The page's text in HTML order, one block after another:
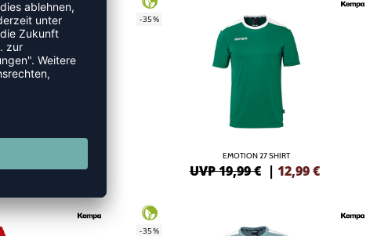
|25,99€
-35%
EMOTION 27 SHIRT
UVP 19,99 € | 12,99 €
-35%